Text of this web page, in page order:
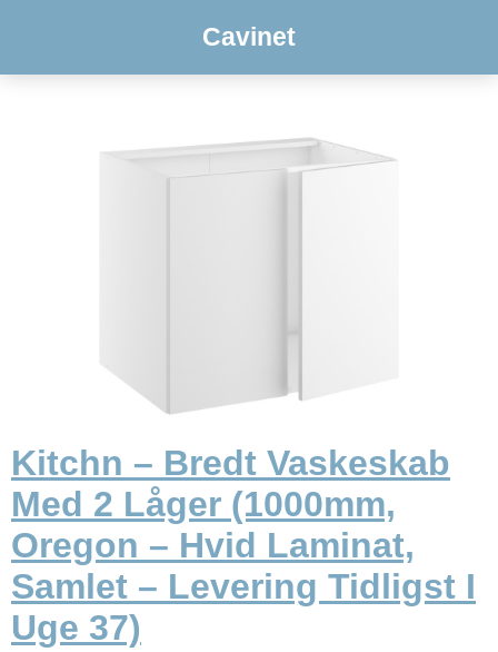
Cavinet
Kitchn – Bredt Vaskeskab
Med 2 Låger (1000mm,
Oregon – Hvid Laminat,
Samlet – Levering Tidligst I
Uge 37)